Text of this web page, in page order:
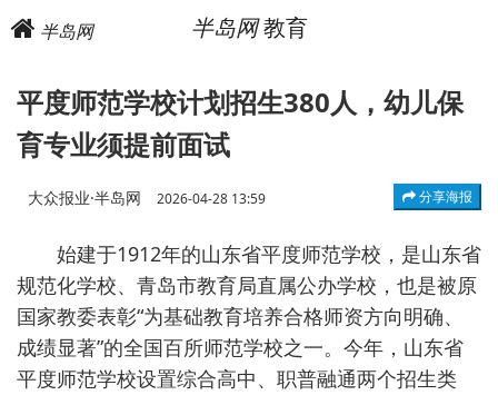
半岛网 半岛网教育
平度师范学校计划招生380人，幼儿保
育专业须提前面试
大众报业·半岛网 2026-04-28 13:59 分享海报
始建于1912年的山东省平度师范学校，是山东省
规范化学校、青岛市教育局直属公办学校，也是被原
国家教委表彰“为基础教育培养合格师资方向明确、
成绩显著”的全国百所师范学校之一。今年，山东省
平度师范学校设置综合高中、职普融通两个招生类